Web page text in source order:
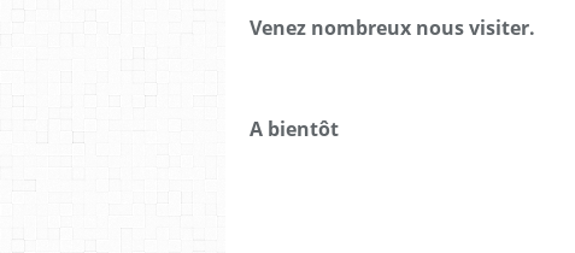
Venez nombreux nous visiter.
A bientôt